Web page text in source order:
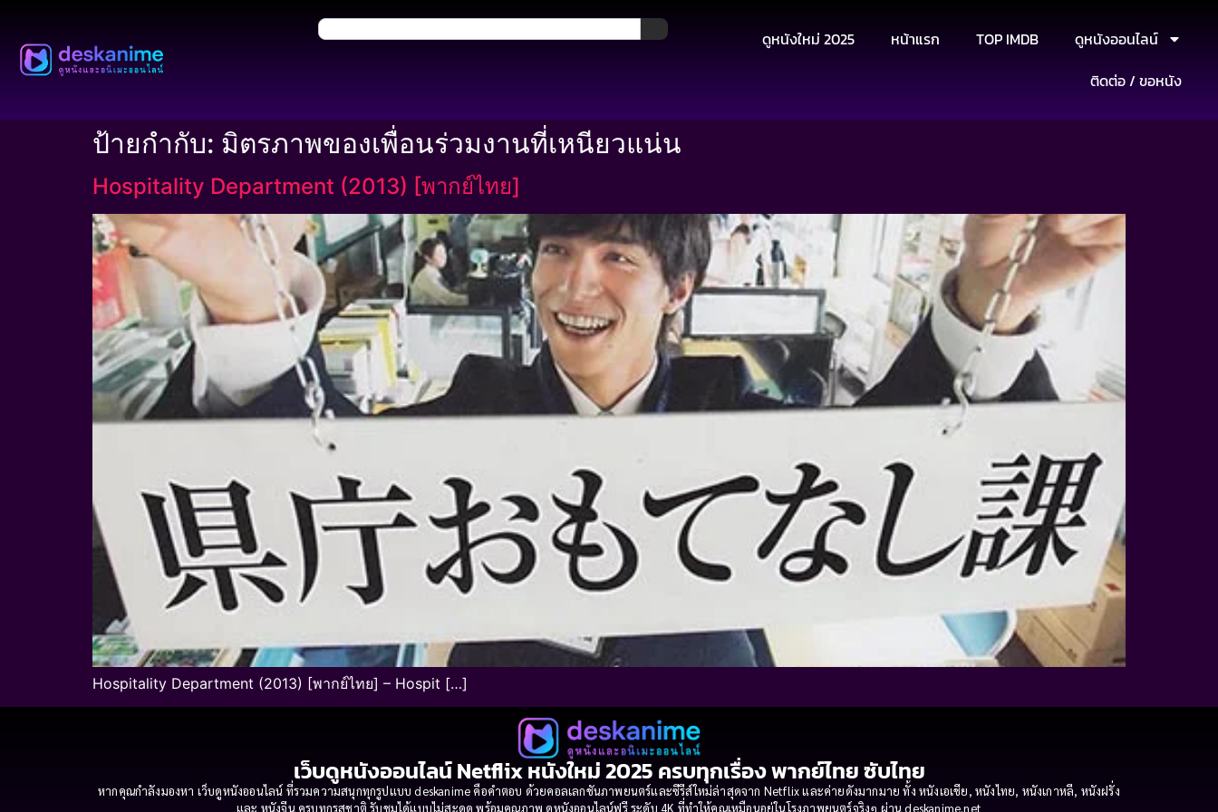
ดูหนังใหม่ 2025 หน้าแรก TOP IMDB
ดูหนังออนไลน์
ติดต่อ / ขอหนัง
ป้ายกำกับ: มิตรภาพของเพื่อนร่วมงานที่เหนียวแน่น
Hospitality Department (2013) [พากย์ไทย]
Hospitality Department (2013) [พากย์ไทย] – Hospit […]
เว็บดูหนังออนไลน์ Netflix หนังใหม่ 2025 ครบทุกเรื่อง พากย์ไทย ซับไทย
หากคุณกำลังมองหา เว็บดูหนังออนไลน์ ที่รวมความสนุกทุกรูปแบบ deskanime คือคำตอบ ด้วยคอลเลกชันภาพยนตร์และซีรีส์ใหม่ล่าสุดจาก Netflix และค่ายดังมากมาย ทั้ง หนังเอเชีย, หนังไทย, หนังเกาหลี, หนังฝรั่ง
และ หนังจีน ครบทุกรสชาติ รับชมได้แบบไม่สะดุด พร้อมคุณภาพ ดูหนังออนไลน์ฟรี ระดับ 4K ที่ทำให้คุณเหมือนอยู่ในโรงภาพยนตร์จริงๆ ผ่าน deskanime.net